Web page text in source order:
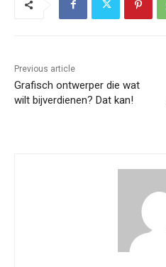
Previous article
Grafisch ontwerper die wat
wilt bijverdienen? Dat kan!